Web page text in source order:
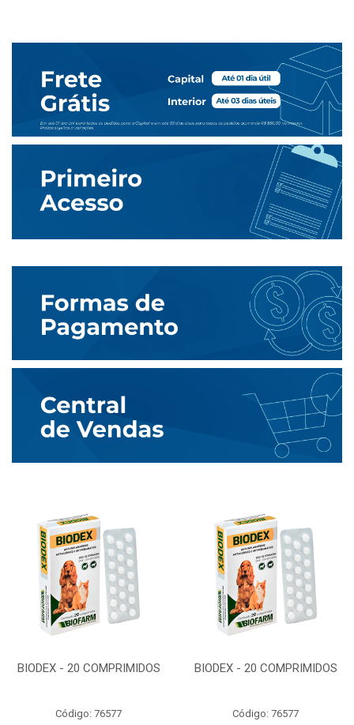
BIODEX - 20 COMPRIMIDOS
Código: 76577
BIODEX - 20 COMPRIMIDOS
Código: 76577